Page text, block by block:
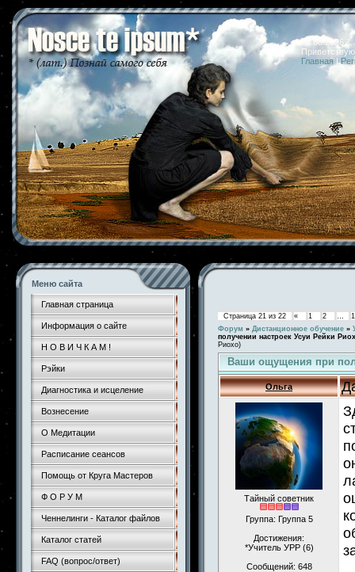
08.08.2026
Главная |
Меню сайта
Главная страница
Информация о сайте
Н О В И Ч К А М !
Рэйки
Диагностика и исцеление
Вознесение
О Медитации
Расписание сеансов
Помощь от Круга Мастеров
Ф О Р У М
Ченнелинги - Каталог файлов
Каталог статей
FAQ (вопрос/ответ)
Страница 21 из 22 « 1 2 …
Форум » Дистанционное обучение »
получении настроек Усуи Рейки
Риохо)
Ваши ощущения при
Ольга
Тайный советник
Группа: Группа 5
Достижения:
*Учитель УРР (6)
Сообщений: 648